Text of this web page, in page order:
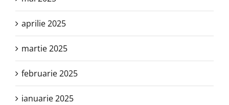
aprilie 2025
martie 2025
februarie 2025
ianuarie 2025